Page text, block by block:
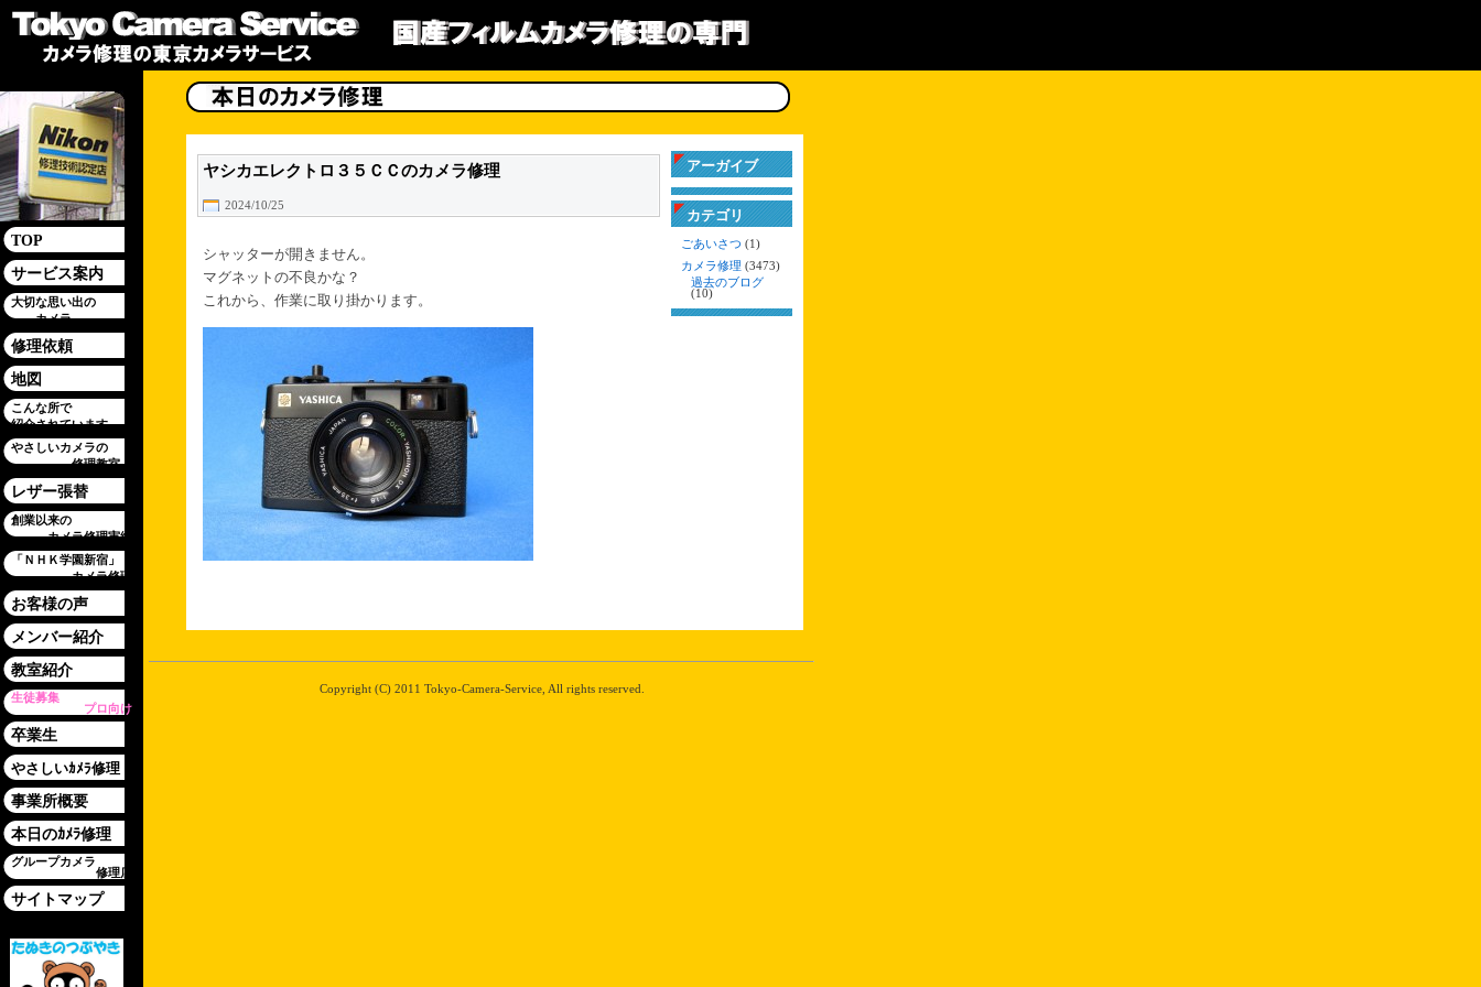
TOP
サービス案内
大切な思い出の
カメラ
修理依頼
地図
こんな所で
紹介されています
やさしいカメラの
修理教室
レザー張替
創業以来の
カメラ修理実績
「ＮＨＫ学園新宿」
カメラ修理
お客様の声
メンバー紹介
教室紹介
生徒募集
プロ向け
卒業生
やさしいｶﾒﾗ修理
事業所概要
本日のｶﾒﾗ修理
グループカメラ
修理店
サイトマップ
ヤシカエレクトロ３５ＣＣのカメラ修理
2024/10/25
シャッターが開きません。
マグネットの不良かな？
これから、作業に取り掛かります。
アーガイブ
カテゴリ
ごあいさつ (1)
カメラ修理 (3473)
過去のブログ
(10)
Copyright (C) 2011 Tokyo-Camera-Service, All rights reserved.